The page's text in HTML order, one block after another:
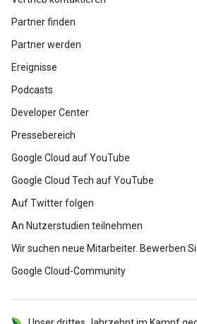
Partner finden
Partner werden
Ereignisse
Podcasts
Developer Center
Pressebereich
Google Cloud auf YouTube
Google Cloud Tech auf YouTube
Auf Twitter folgen
An Nutzerstudien teilnehmen
Wir suchen neue Mitarbeiter. Bewerben
Google Cloud-Community